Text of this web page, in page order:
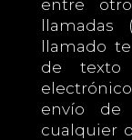
entre
llamadas
llamado
de
envío de
cualquier